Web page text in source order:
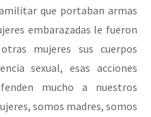
que portaban armas
embarazadas le fueron
mujeres sus cuerpos
sexual, esas acciones
mucho a nuestros
somos madres, somos